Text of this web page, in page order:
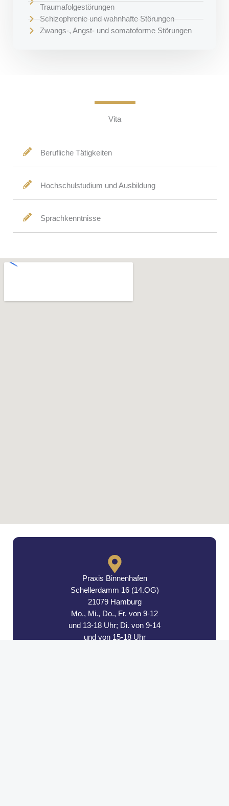
Traumafolgestörungen
Schizophrenie und wahnhafte Störungen
Zwangs-, Angst- und somatoforme Störungen
Vita
Berufliche Tätigkeiten
Hochschulstudium und Ausbildung
Sprachkenntnisse
Praxis Binnenhafen
Schellerdamm 16 (14.OG)
21079 Hamburg
Mo., Mi., Do., Fr. von 9-12
und 13-18 Uhr; Di. von 9-14
und von 15-18 Uhr